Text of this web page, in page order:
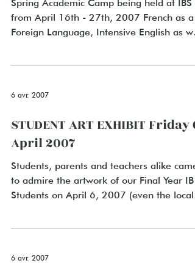
Spring Academic Camp being held at IBS
from April 16th - 27th, 2007 French as a
Foreign Language, Intensive English as
6 avr. 2007
STUDENT ART EXHIBIT Friday 6
April 2007
Students, parents and teachers alike came
to admire the artwork of our Final Year IB
Students on April 6, 2007 (even the local
6 avr. 2007